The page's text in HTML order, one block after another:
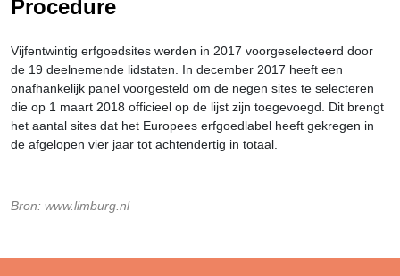
Procedure
Vijfentwintig erfgoedsites werden in 2017 voorgeselecteerd door
de 19 deelnemende lidstaten. In december 2017 heeft een
onafhankelijk panel voorgesteld om de negen sites te selecteren
die op 1 maart 2018 officieel op de lijst zijn toegevoegd. Dit brengt
het aantal sites dat het Europees erfgoedlabel heeft gekregen in
de afgelopen vier jaar tot achtendertig in totaal.
Bron: www.limburg.nl